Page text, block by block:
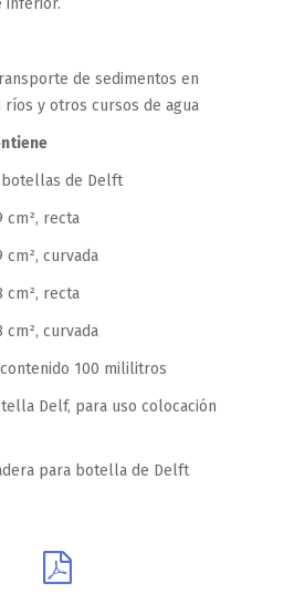
inferior.
de sedimentos en
ríos y otros cursos de agua
de Delft
cm², recta
cm², curvada
cm², recta
cm², curvada
100 mililitros
Delf, para uso colocación
para botella de Delft